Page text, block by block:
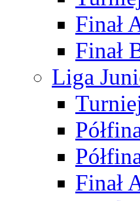
Finał
Finał
Liga
Finał